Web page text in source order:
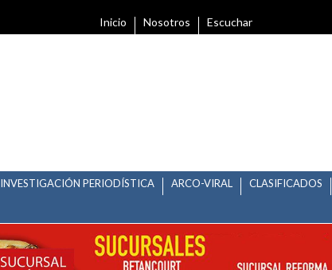
Inicio Nosotros Escuchar
INVESTIGACIÓN PERIODÍSTICA ARCO-VIRAL
CLASIFICADOS